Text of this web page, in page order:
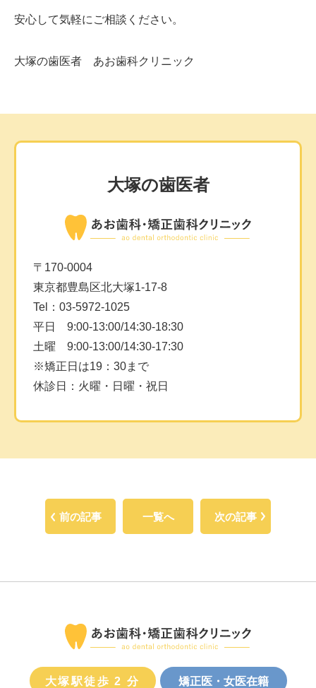
安心して気軽にご相談ください。
大塚の歯医者 あお歯科クリニック
大塚の歯医者
〒170-0004
東京都豊島区北大塚1-17-8
Tel：03-5972-1025
平日 9:00-13:00/14:30-18:30
土曜 9:00-13:00/14:30-17:30
※矯正日は19：30まで
休診日：火曜・日曜・祝日
前の記事 一覧へ 次の記事
大塚駅徒歩 2 分 矯正医・女医在籍